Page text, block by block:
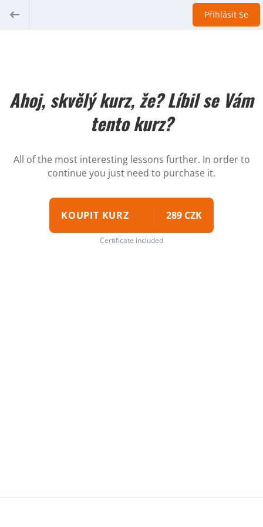
Přihlásit Se
Ahoj, skvělý kurz, že? Líbil se Vám
tento kurz?
All of the most interesting lessons further. In order to
continue you just need to purchase it.
KOUPIT KURZ 289 CZK
Certificate included